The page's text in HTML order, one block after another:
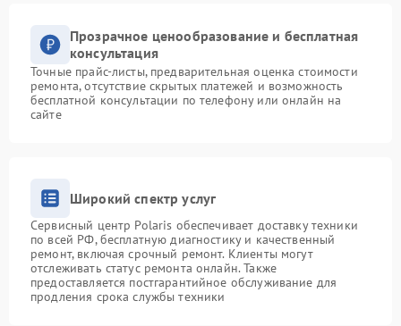
Прозрачное ценообразование и бесплатная
консультация
Точные прайс-листы, предварительная оценка стоимости
ремонта, отсутствие скрытых платежей и возможность
бесплатной консультации по телефону или онлайн на
сайте
Широкий спектр услуг
Сервисный центр Polaris обеспечивает доставку техники
по всей РФ, бесплатную диагностику и качественный
ремонт, включая срочный ремонт. Клиенты могут
отслеживать статус ремонта онлайн. Также
предоставляется постгарантийное обслуживание для
продления срока службы техники